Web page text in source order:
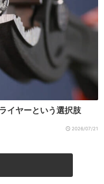
イヤーという選択肢
2026/07/21